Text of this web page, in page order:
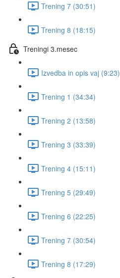
Trening 7 (30:51)
Trening 8 (18:15)
Treningi 3.mesec
Izvedba in opis vaj (9:23)
Trening 1 (34:34)
Trening 2 (13:58)
Trening 3 (33:39)
Trening 4 (15:11)
Trening 5 (29:49)
Trening 6 (22:25)
Trening 7 (30:54)
Trening 8 (17:29)